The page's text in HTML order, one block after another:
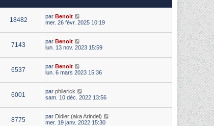
18482 par Benoit
mer. 26 févr. 2025 10:19
7143 par Benoit
lun. 13 nov. 2023 15:59
6537 par Benoit
lun. 6 mars 2023 15:36
6001 par philerick
sam. 10 déc. 2022 13:56
8775 par Didier (aka Arindel)
mer. 19 janv. 2022 15:30